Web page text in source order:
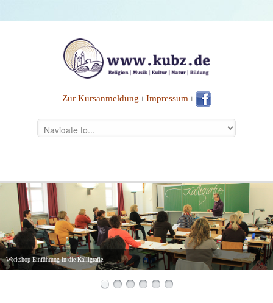
Zur Kursanmeldung ⏐ Impressum ⏐
Workshop Einführung in die Kalligrafie.